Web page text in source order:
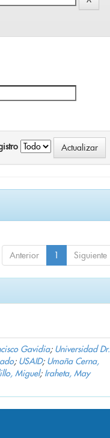
Anterior 1 Siguiente
Gavidia; Universidad Dr.
; USAID; Umaña Cerna,
Miguel; Iraheta, May